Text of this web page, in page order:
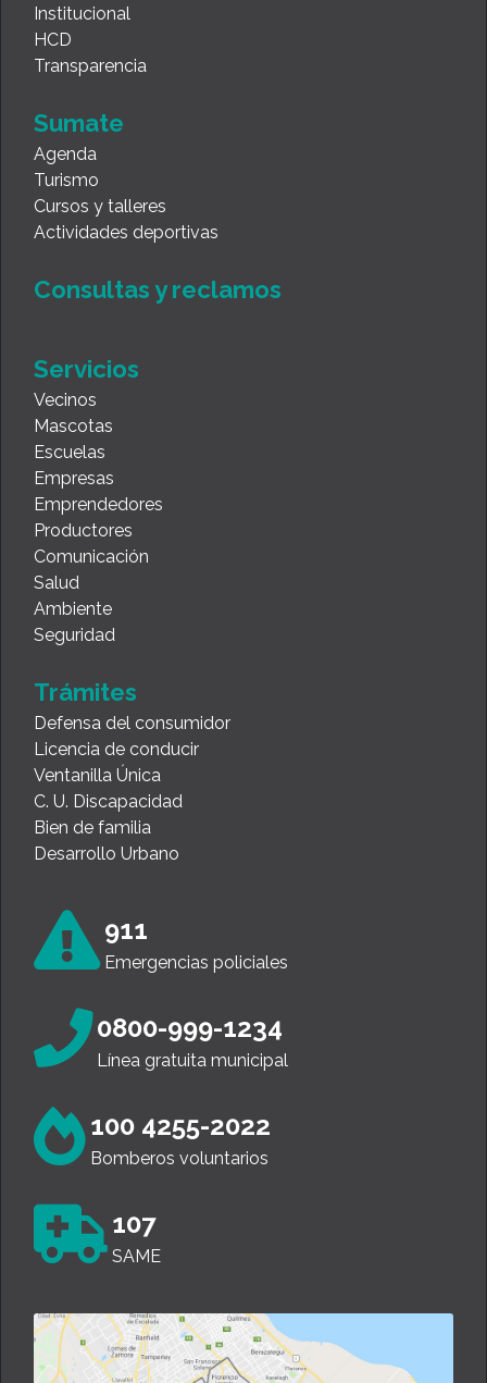
Institucional
HCD
Transparencia
Sumate
Agenda
Turismo
Cursos y talleres
Actividades deportivas
Consultas y reclamos
Servicios
Vecinos
Mascotas
Escuelas
Empresas
Emprendedores
Productores
Comunicación
Salud
Ambiente
Seguridad
Trámites
Defensa del consumidor
Licencia de conducir
Ventanilla Única
C. U. Discapacidad
Bien de familia
Desarrollo Urbano
911
Emergencias policiales
0800-999-1234
Línea gratuita municipal
100 4255-2022
Bomberos voluntarios
107
SAME